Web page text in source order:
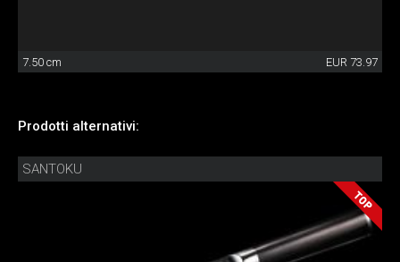
7.50 cm EUR 73.97
Prodotti alternativi:
SANTOKU